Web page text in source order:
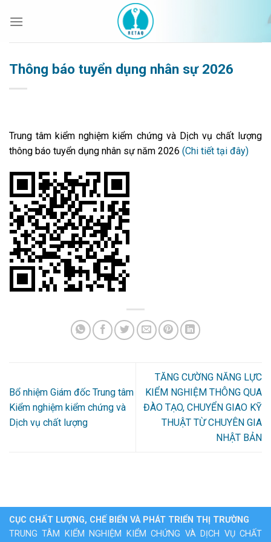
qua
Thông báo tuyển dụng nhân sự 2026
Trung tâm kiểm nghiệm kiểm chứng và Dịch vụ chất lượng
thông báo tuyển dụng nhân sự năm 2026 (Chi tiết tại đây)
Bổ nhiệm Giám đốc Trung tâm
Kiểm nghiệm kiểm chứng và
Dịch vụ chất lượng
TĂNG CƯỜNG NĂNG LỰC
KIỂM NGHIỆM THÔNG QUA
ĐÀO TẠO, CHUYỂN GIAO KỸ
THUẬT TỪ CHUYÊN GIA
NHẬT BẢN
CỤC CHẤT LƯỢNG, CHẾ BIẾN VÀ PHÁT TRIỂN THỊ TRƯỜNG
TRUNG TÂM KIỂM NGHIỆM KIỂM CHỨNG VÀ DỊCH VỤ CHẤT